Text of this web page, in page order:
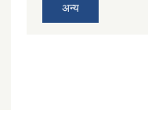
अन्य